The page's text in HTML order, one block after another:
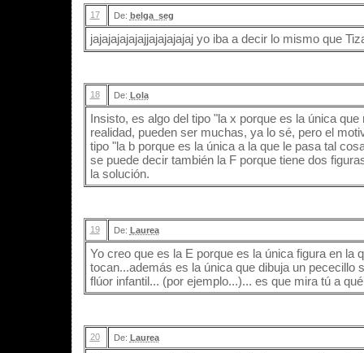
17 De: belga_seg
jajajajajajajjajajajajaj yo iba a decir lo mismo que
18 De: Lola
Insisto, es algo del tipo "la x porque es la única
realidad, pueden ser muchas, ya lo sé, pero el
tipo "la b porque es la única a la que le pasa tal
se puede decir también la F porque tiene dos
la solución.
19 De: Laurea
Yo creo que es la E porque es la única figura en la
tocan...además es la única que dibuja un pececillo
flúor infantil... (por ejemplo...)... es que mira tú a
20 De: Laurea